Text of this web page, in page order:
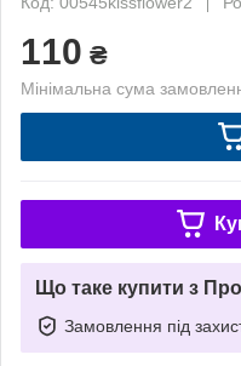
110 ₴
Мінімальна сума
Що таке купити з
Замовлення під